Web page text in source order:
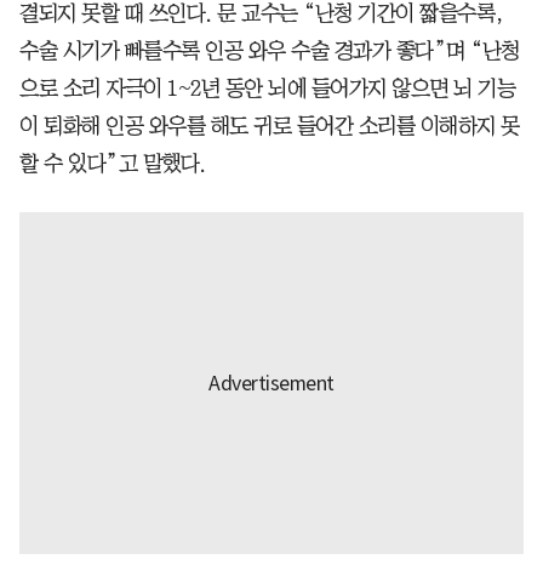
결되지 못할 때 쓰인다. 문 교수는 “난청 기간이 짧을수록,
수술 시기가 빠를수록 인공 와우 수술 경과가 좋다”며 “난청
으로 소리 자극이 1~2년 동안 뇌에 들어가지 않으면 뇌 기능
이 퇴화해 인공 와우를 해도 귀로 들어간 소리를 이해하지 못
할 수 있다”고 말했다.